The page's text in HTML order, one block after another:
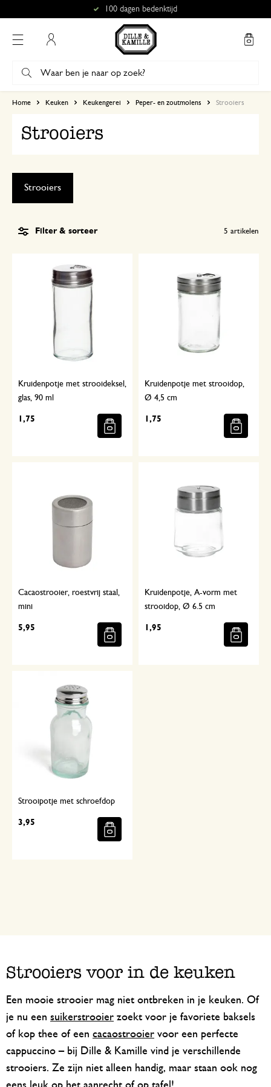
100 dagen bedenktijd
Home Keuken Keukengerei Peper- en zoutmolens Strooiers
Strooiers
Strooiers
Filter & sorteer 5 artikelen
Kruidenpotje met strooideksel,
glas, 90 ml
1,75
Kruidenpotje met strooidop,
Ø 4,5 cm
1,75
Cacaostrooier, roestvrij staal,
mini
5,95
Kruidenpotje, A-vorm met
strooidop, Ø 6.5 cm
1,95
Strooipotje met schroefdop
3,95
Strooiers voor in de keuken
Een mooie strooier mag niet ontbreken in je keuken. Of
je nu een suikerstrooier zoekt voor je favoriete baksels
of kop thee of een cacaostrooier voor een perfecte
cappuccino – bij Dille & Kamille vind je verschillende
strooiers. Ze zijn niet alleen handig, maar staan ook nog